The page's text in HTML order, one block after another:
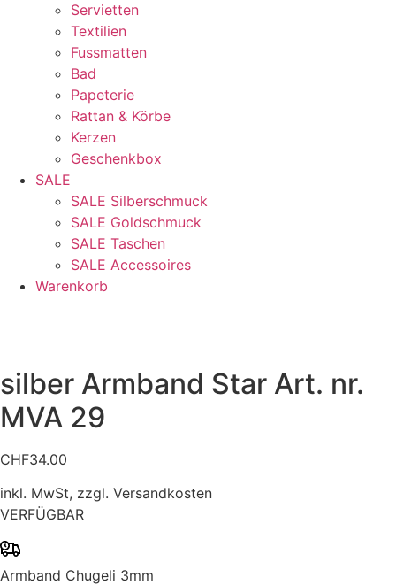
Servietten
Textilien
Fussmatten
Bad
Papeterie
Rattan & Körbe
Kerzen
Geschenkbox
SALE
SALE Silberschmuck
SALE Goldschmuck
SALE Taschen
SALE Accessoires
Warenkorb
silber Armband Star Art. nr.
MVA 29
CHF34.00
inkl. MwSt, zzgl. Versandkosten
VERFÜGBAR
Armband Chugeli 3mm